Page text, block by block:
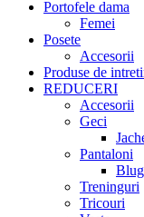
Portofele dama
Femei
Posete
Accesorii
Produse de
REDUCERI
Accesorii
Geci
Pantaloni
Treninguri
Tricouri